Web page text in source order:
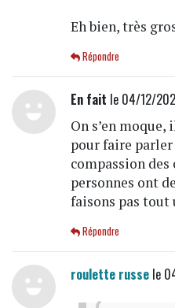
Eh bien, très
Répondre
En fait le 04/12/
On s’en moque,
pour faire
compassion
personnes ont
faisons pas tout
Répondre
roulette russele